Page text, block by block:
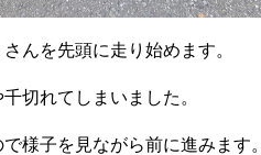
んを先頭に走り始めます。
切れてしまいました。
様子を見ながら前に進みます。